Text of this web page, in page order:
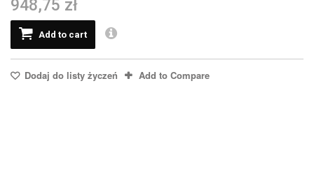
948,75 zł
Add to cart
Dodaj do listy życzeń Add to Compare